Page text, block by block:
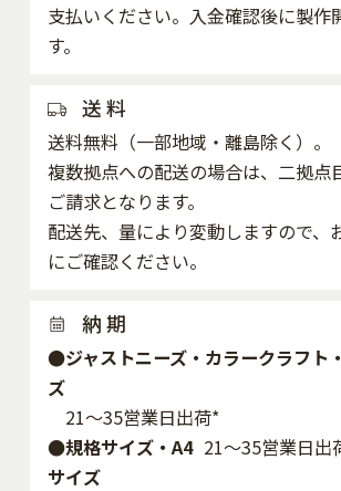
支払いください。入金確認後に製作
す。
送 料
送料無料（一部地域・離島除く）。
複数拠点への配送の場合は、二拠点
ご請求となります。
配送先、量により変動しますので、
にご確認ください。
納 期
●ジャストニーズ・カラークラフト
ズ
21～35営業日出荷*
●規格サイズ・A4
サイズ
21～35営業日出